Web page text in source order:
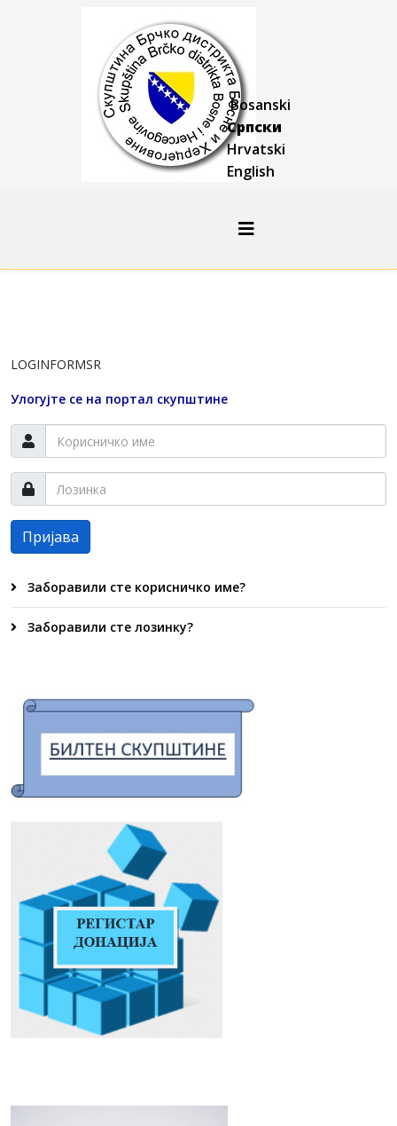
Bosanski
Српски
Hrvatski
English
LOGINFORMSR
Улогујте се на портал скупштине
Пријава
Заборавили сте корисничко име?
Заборавили сте лозинку?